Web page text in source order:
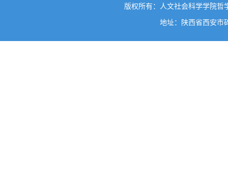
版权所有：人文社会科学学院
地址：陕西省西安市